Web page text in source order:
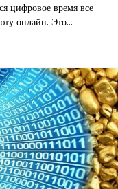
цифровое время все
онлайн. Это…